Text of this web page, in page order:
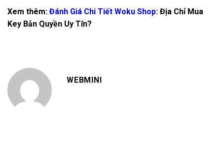
Xem thêm: Đánh Giá Chi Tiết Woku Shop: Địa Chỉ Mua
Key Bản Quyền Uy Tín?
WEBMINI